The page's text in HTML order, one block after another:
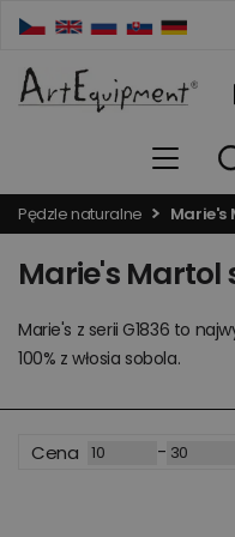
Pędzle naturalne Marie's
Cena -
Marie's Martol
Marie's z serii G1836 to
100% z włosia sobola.